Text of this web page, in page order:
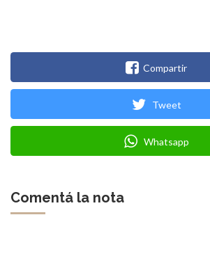
Compartir
Tweet
Whatsapp
Comentá la nota